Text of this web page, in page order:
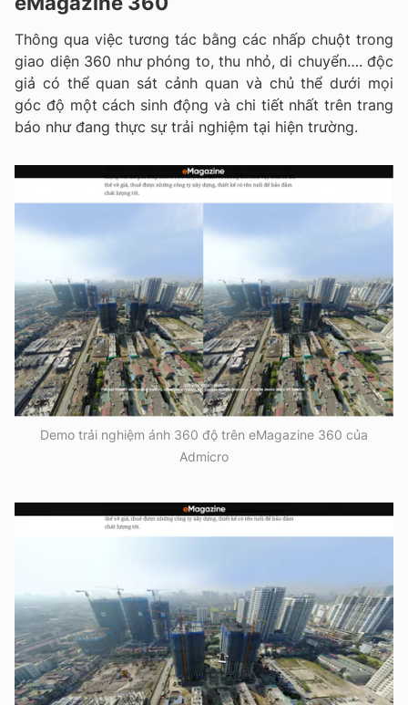
Thông qua việc tương tác bằng các nhấp chuột trong
giao diện 360 như phóng to, thu nhỏ, di chuyển…. độc
giả có thể quan sát cảnh quan và chủ thể dưới mọi
góc độ một cách sinh động và chi tiết nhất trên trang
báo như đang thực sự trải nghiệm tại hiện trường.
Demo trải nghiệm ảnh 360 độ trên eMagazine 360 của
Admicro